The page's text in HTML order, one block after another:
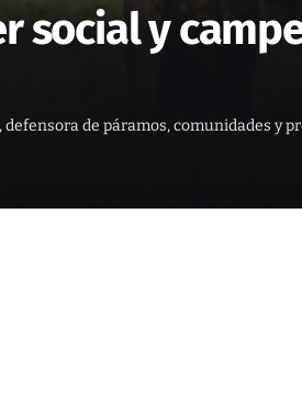
social y
de páramos, comunidades